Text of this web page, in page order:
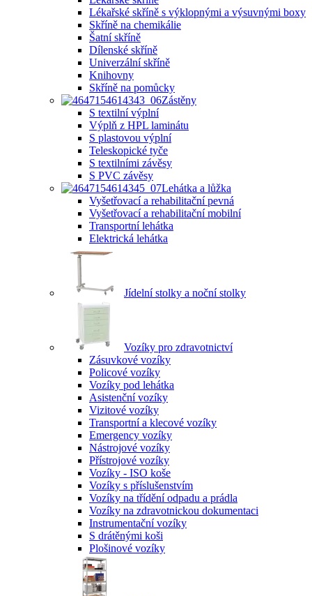
Lékařské skříně s výklopnými a výsuvnými boxy
Skříně na chemikálie
Šatní skříně
Dílenské skříně
Univerzální skříně
Knihovny
Skříně na pomůcky
Zástěny
S textilní výplní
Výplň z HPL laminátu
S plastovou výplní
Teleskopické tyče
S textilními závěsy
S PVC závěsy
Lehátka a lůžka
Vyšetřovací a rehabilitační pevná
Vyšetřovací a rehabilitační mobilní
Transportní lehátka
Elektrická lehátka
Jídelní stolky a noční stolky
Vozíky pro zdravotnictví
Zásuvkové vozíky
Policové vozíky
Vozíky pod lehátka
Asistenční vozíky
Vizitové vozíky
Transportní a klecové vozíky
Emergency vozíky
Nástrojové vozíky
Přístrojové vozíky
Vozíky - ISO koše
Vozíky s příslušenstvím
Vozíky na třídění odpadu a prádla
Vozíky na zdravotnickou dokumentaci
Instrumentační vozíky
S drátěnými koši
Plošinové vozíky